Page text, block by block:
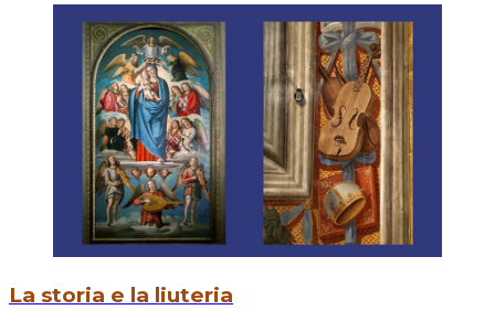
La storia e la liuteria